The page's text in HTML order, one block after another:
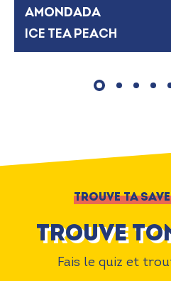
ICE TEA PEACH
AMONDADA
TROUVE TA
Trouve
Fais le quiz et